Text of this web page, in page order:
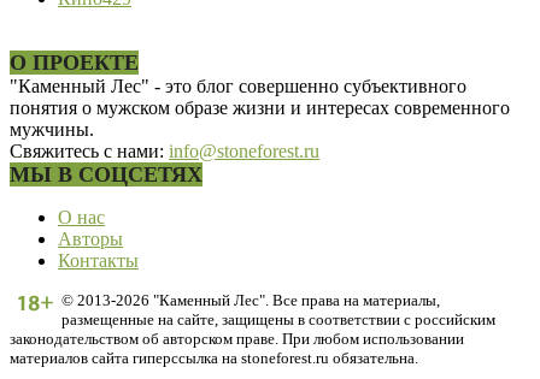
О ПРОЕКТЕ
"Каменный Лес" - это блог совершенно субъективного
понятия о мужском образе жизни и интересах современного
мужчины.
Свяжитесь с нами: info@stoneforest.ru
МЫ В СОЦСЕТЯХ
О нас
Авторы
Контакты
© 2013-2026 "Каменный Лес". Все права на материалы,
размещенные на сайте, защищены в соответствии с российским
законодательством об авторском праве. При любом использовании
материалов сайта гиперссылка на stoneforest.ru обязательна.